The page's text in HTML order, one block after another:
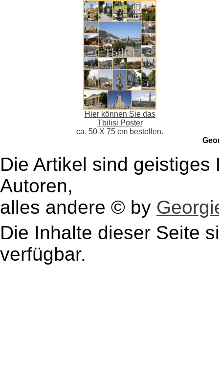
Hier können Sie das
Tbilisi Poster
ca. 50 X 75 cm bestellen.
Die Artikel sind
Autoren,
alles andere © by
Die Inhalte dieser Seite
verfügbar.